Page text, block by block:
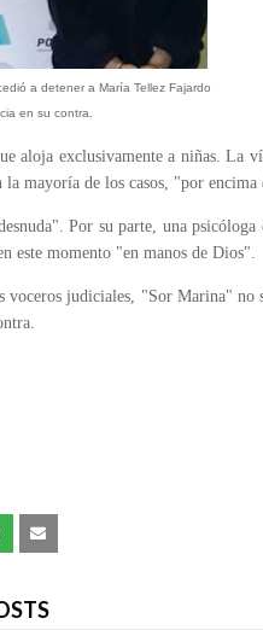
a detener a María Tellez Fajardo
en su contra.
aloja exclusivamente a niñas. La
mayoría de los casos, "por encima
Por su parte, una psicóloga
este momento "en manos de Dios".
voceros judiciales, "Sor Marina"